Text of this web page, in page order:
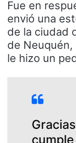
Fue en
envió una
de la ciudad
de Neuquén,
le hizo un